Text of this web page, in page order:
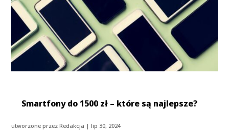
Smartfony do 1500 zł – które są najlepsze?
utworzone przezRedakcja |lip 30, 2024